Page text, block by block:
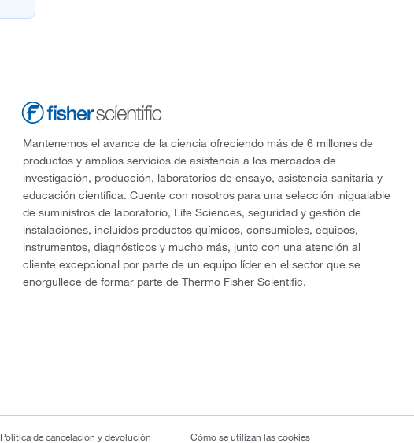
Mantenemos el avance de la ciencia ofreciendo más de 6 millones de
productos y amplios servicios de asistencia a los mercados de
investigación, producción, laboratorios de ensayo, asistencia sanitaria y
educación científica. Cuente con nosotros para una selección inigualable
de suministros de laboratorio, Life Sciences, seguridad y gestión de
instalaciones, incluidos productos químicos, consumibles, equipos,
instrumentos, diagnósticos y mucho más, junto con una atención al
cliente excepcional por parte de un equipo líder en el sector que se
enorgullece de formar parte de Thermo Fisher Scientific.
Política de cancelación y devolución Cómo se utilizan las cookies